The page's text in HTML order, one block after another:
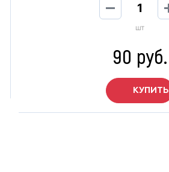
шт
90 руб.
КУПИТЬ